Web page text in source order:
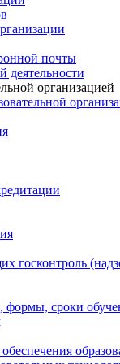
почты
деятельности
организацией
госконтроль
формы, сроки